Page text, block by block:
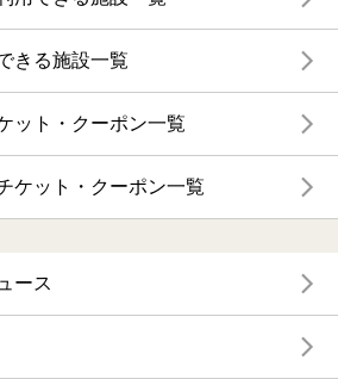
きる施設一覧
ット・クーポン一覧
ケット・クーポン一覧
ース